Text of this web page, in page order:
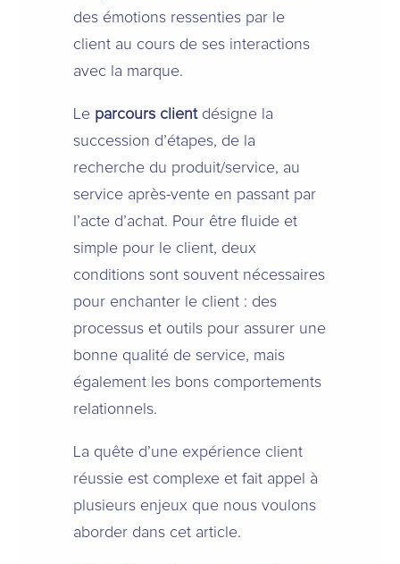
des émotions ressenties par le
client au cours de ses interactions
avec la marque.
Le parcours clientdésigne la
succession d’étapes, de la
recherche du produit/service, au
service après-vente en passant par
l’acte d’achat. Pour être fluide et
simple pour le client, deux
conditions sont souvent nécessaires
pour enchanter le client : des
processus et outils pour assurer une
bonne qualité de service, mais
également les bons comportements
relationnels.
La quête d’une expérience client
réussie est complexe et fait appel à
plusieurs enjeux que nous voulons
aborder dans cet article.